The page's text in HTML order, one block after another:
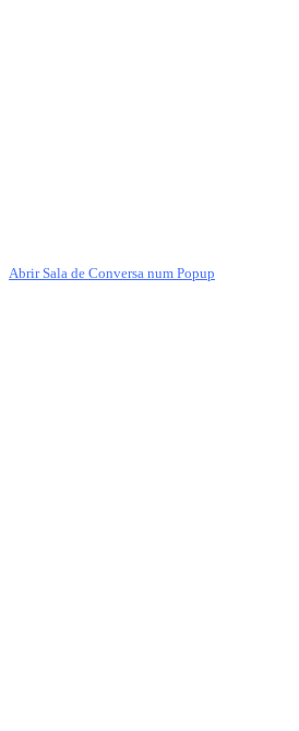
Abrir Sala de Conversa num Popup